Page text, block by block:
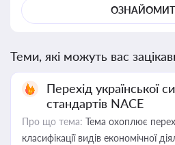
Теми, які можуть вас
Перехід української
стандартів NACE
Про що тема: Тема охоплює
класифікації видів економічної